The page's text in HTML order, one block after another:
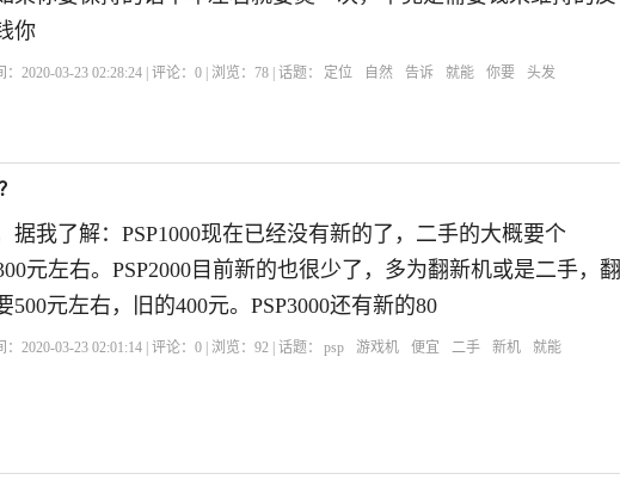
你
：2020-03-23 02:28:24 | 评论：0 | 浏览： 78 | 话题： 定位 自然 告诉 就能 你要 头发
据我了解：PSP1000现在已经没有新的了，二手的大概要个
元左右。PSP2000目前新的也很少了，多为翻新机或是二手，翻
500元左右，旧的400元。PSP3000还有新的80
：2020-03-23 02:01:14 | 评论：0 | 浏览：92 | 话题： psp 游戏机 便宜 二手 新机 就能